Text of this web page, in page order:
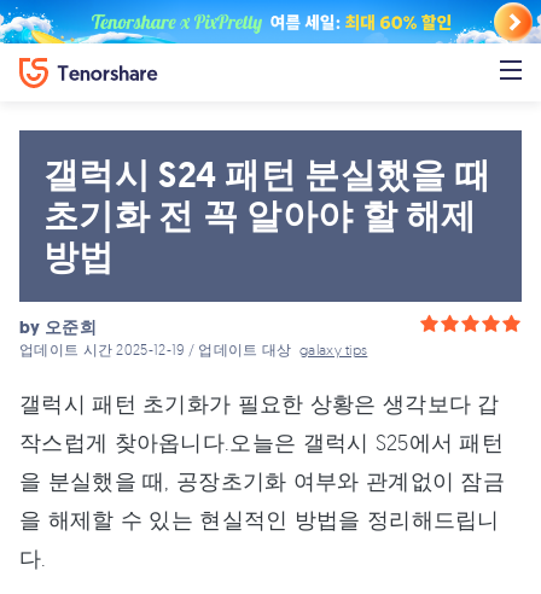
갤럭시 S24 패턴 분실했을 때
초기화 전 꼭 알아야 할 해제
방법
by 오준희
업데이트 시간 2025-12-19 / 업데이트 대상 galaxy tips
갤럭시 패턴 초기화가 필요한 상황은 생각보다 갑
작스럽게 찾아옵니다.오늘은 갤럭시 S25에서 패턴
을 분실했을 때, 공장초기화 여부와 관계없이 잠금
을 해제할 수 있는 현실적인 방법을 정리해드립니
다.